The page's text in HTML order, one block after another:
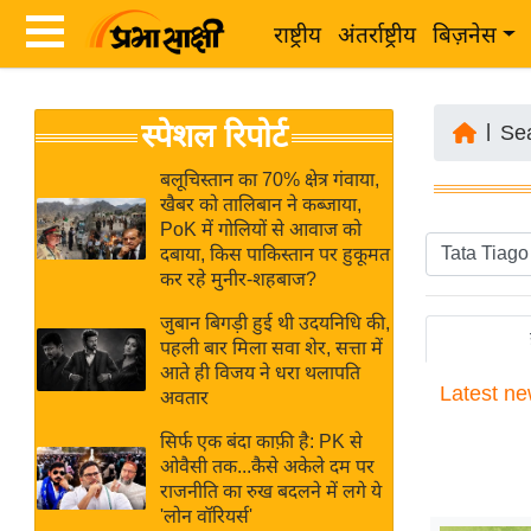
राष्ट्रीय अंतर्राष्ट्रीय बिज़नेस
News
Hindi
Hindi
Live
News in
Hindi
ब
र
अंतर्राष्ट्रीय
बिज़नेस
उद्योग
विशेषज्ञ
राय
स्पेशल रिपोर्ट
बलूचिस्तान का 70% क्षेत्र गंवाया,
खैबर को तालिबान ने कब्जाया,
PoK में गोलियों से आवाज को
दबाया, किस पाकिस्तान पर हुकूमत
कर रहे मुनीर-शहबाज?
जुबान बिगड़ी हुई थी उदयनिधि की,
पहली बार मिला सवा शेर, सत्ता में
आते ही विजय ने धरा थलापति
अवतार
सिर्फ एक बंदा काफ़ी है: PK से
ओवैसी तक...कैसे अकेले दम पर
राजनीति का रुख बदलने में लगे ये
'लोन वॉरियर्स'
Latest